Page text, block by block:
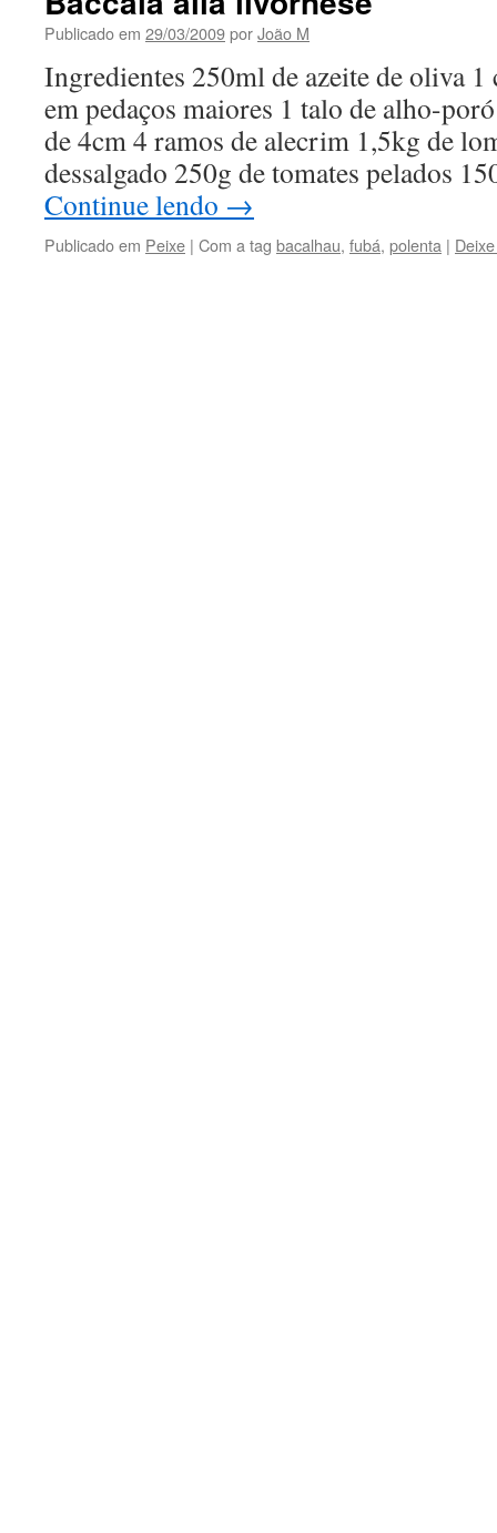
Publicado em 29/03/2009porJoão M
Ingredientes 250ml de azeite de oliva 1
em pedaços maiores 1 talo de alho-
de 4cm 4 ramos de alecrim 1,5kg de
dessalgado 250g de tomates pelados
Continue lendo →
Publicado em Peixe | Com a tag bacalhau, fubá, polenta |